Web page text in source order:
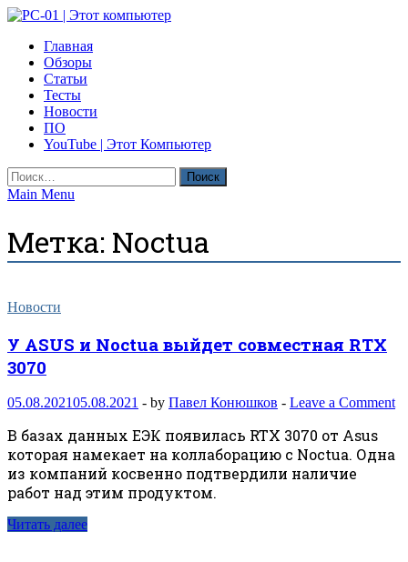
Skip
content
PC-01 | Этот компьютер
Компьютерные новости
Главная
Обзоры
Статьи
Тесты
Новости
ПО
YouTube | Этот Компьютер
Найти:
Main Menu
Метка: Noctua
Новости
У ASUS и Noctua выйдет совместная RTX
3070
05.08.202105.08.2021 - by Павел Конюшков - Leave a Comment
В базах данных ЕЭК появилась RTX 3070 от Asus
которая намекает на коллаборацию с Noctua. Одна
из компаний косвенно подтвердили наличие
работ над этим продуктом.
Читать далее